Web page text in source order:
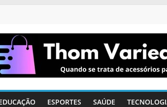
ESPORTES SAÚDE